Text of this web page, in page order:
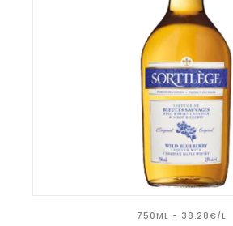
750ML - 38.28€/L